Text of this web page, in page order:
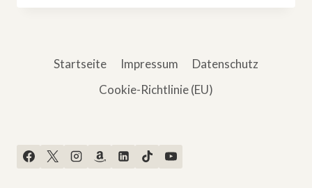
TV:
Startseite Impressum
Datenschutz
Cookie-Richtlinie (EU)